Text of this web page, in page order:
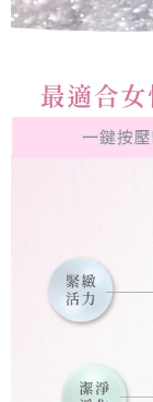
任。
４．使用「AFTEE先
５．嚴禁一人註冊多
恩沛科技股份有限
每筆NT$90，滿
每筆NT$100，滿
快遞(黑貓宅急便，
註社區名稱**務必
每筆NT$135，滿
新竹貨運貨到付款
每筆NT$120，滿